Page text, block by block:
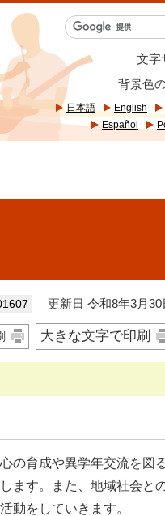
文字
背景色
日本語
English
Español
更新日 令和8年3月30
大きな文字で印刷
の育成や異学年交流を図
ます。また、地域社会と
動をしていきます。